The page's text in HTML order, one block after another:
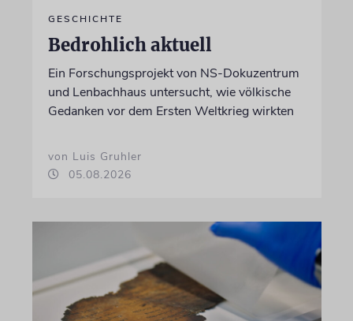
GESCHICHTE
Bedrohlich aktuell
Ein Forschungsprojekt von NS-Dokuzentrum
und Lenbachhaus untersucht, wie völkische
Gedanken vor dem Ersten Weltkrieg wirkten
von Luis Gruhler
05.08.2026